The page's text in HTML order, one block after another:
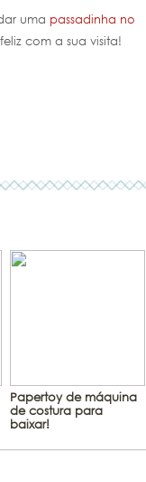
uma passadinha no
com a sua visita!
Papertoy de máquina
de costura para
baixar!